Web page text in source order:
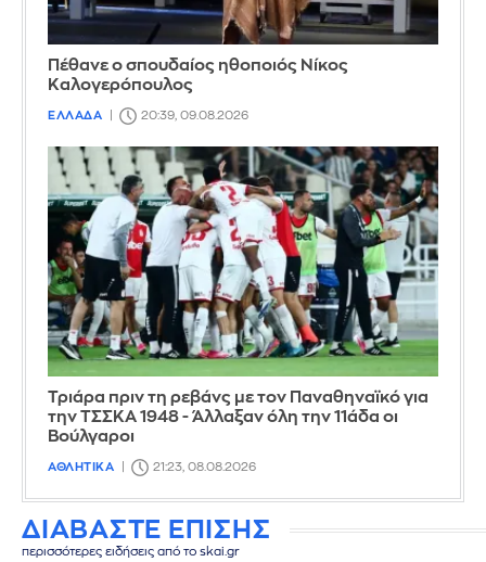
Πέθανε ο σπουδαίος ηθοποιός Νίκος
Καλογερόπουλος
ΕΛΛΑΔΑ 20:39, 09.08.2026
Τριάρα πριν τη ρεβάνς με τον Παναθηναϊκό για
την ΤΣΣΚΑ 1948 - Άλλαξαν όλη την 11άδα οι
Βούλγαροι
ΑΘΛΗΤΙΚΑ 21:23, 08.08.2026
ΔΙΑΒΑΣΤΕ ΕΠΙΣΗΣ
περισσότερες ειδήσεις από το skai.gr